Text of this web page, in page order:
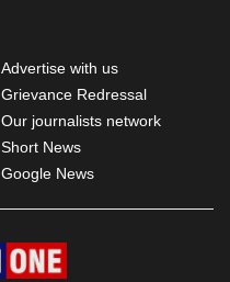
Advertise with us
Grievance Redressal
Our journalists network
Short News
Google News